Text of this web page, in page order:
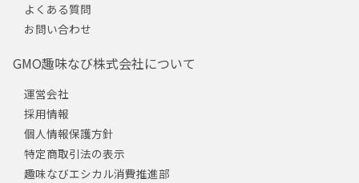
よくある質問
お問い合わせ
GMO趣味なび株式会社について
運営会社
採用情報
個人情報保護方針
特定商取引法の表示
趣味なびエシカル消費推進部